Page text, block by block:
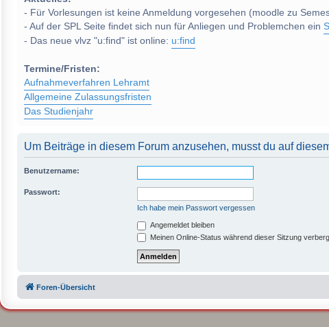
- Für Vorlesungen ist keine Anmeldung vorgesehen (moodle zu
- Auf der SPL Seite findet sich nun für Anliegen und Problemchen ein
- Das neue vlvz "u:find" ist online: u:find
Termine/Fristen:
Aufnahmeverfahren Lehramt
Allgemeine Zulassungsfristen
Das Studienjahr
Um Beiträge in diesem Forum anzusehen, musst du auf
Benutzername:
Passwort:
Ich habe mein Passwort vergessen
Angemeldet bleiben
Meinen Online-Status während dieser Sitzung
Foren-Übersicht